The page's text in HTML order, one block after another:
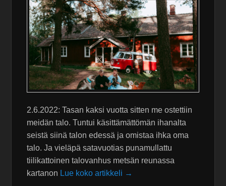
2.6.2022: Tasan kaksi vuotta sitten me ostettiin
meidän talo. Tuntui käsittämättömän ihanalta
seistä siinä talon edessä ja omistaa ihka oma
talo. Ja vieläpä satavuotias punamullattu
tiilikattoinen talovanhus metsän reunassa
kartanon Lue koko artikkeli →